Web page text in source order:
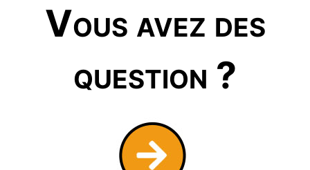
Vous avez des
question ?